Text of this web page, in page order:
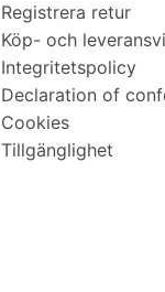
Registrera retur
Köp- och
Integritetspolicy
Declaration of
Cookies
Tillgänglighet